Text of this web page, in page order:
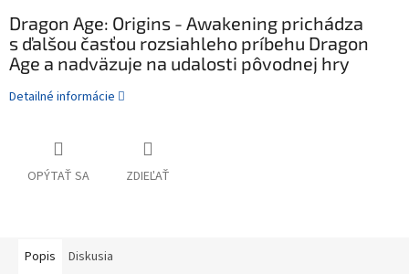
Dragon Age: Origins - Awakening prichádza
s ďalšou časťou rozsiahleho príbehu Dragon
Age a nadväzuje na udalosti pôvodnej hry
Detailné informácie
OPÝTAŤ SA ZDIEĽAŤ
Popis Diskusia